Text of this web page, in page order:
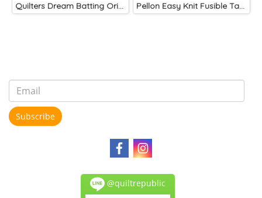
Quilters Dream Batting Oriented 120" Pellon Easy Knit Fusible Tape
Subscribe
@quiltrepublic